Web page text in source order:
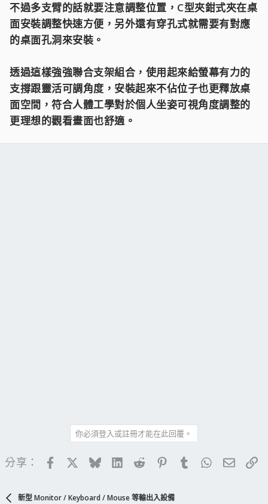
不過多支臂的話就要注意調整位置，C型夾鉗式夾在桌
面安裝調整快速方便，另外還有穿孔式就需要有對應
的桌面孔洞來安裝。
透過這樣強強聯合支架組合，使用起來給螢幕有力的
支撐跟靈活可調角度，安裝起來不佔位子也更釋放桌
面空間，符合人體工學對於個人坐姿可視角度調整的
更理想的觀看畫面也舒適。
你必須登入或註冊才能在此回覆。
分享： FacebookBlueskyLinkedIn
Reddit PinterestTumblrWhatsApp
電子
新型 Monitor / Keyboard / Mouse 等輸出入設備